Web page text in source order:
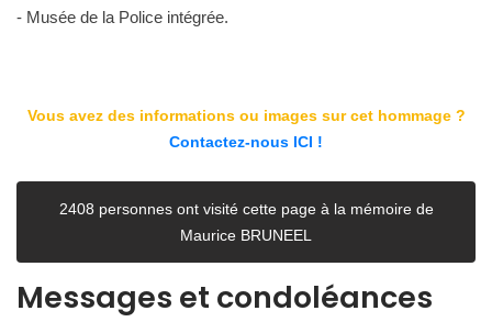
- Musée de la Police intégrée.
Vous avez des informations ou images sur cet hommage ?
Contactez-nous ICI !
2408 personnes ont visité cette page à la mémoire de
Maurice BRUNEEL
Messages et condoléances